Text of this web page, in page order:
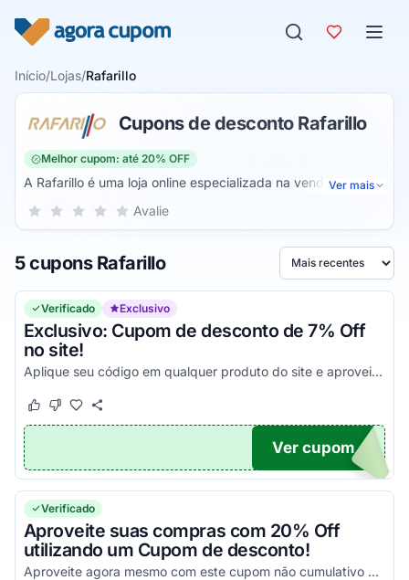
Início/Lojas/Rafarillo
Cupons de desconto Rafarillo
Melhor cupom: até 20% OFF
A Rafarillo é uma loja online especializada na venda de
sapatos masculinos. Assim, através dela é possível fazer a
está fazendo sua primeira compra na plataforma.
Ver mais
Sua nota para Rafarillo, de 1 a 5 estrelas
5 estrelas
4 estrelas
3 estrelas
2 estrelas
1 estrela Avalie
5 cupons Rafarillo Ordenar por
Verificado Exclusivo
Exclusivo: Cupom de desconto de 7% Off
no site!
Aplique seu código em qualquer produto do site e aproveite para garantir seus descontos e aproveitar com milhares de descontos!
Este cupom funcionou
Este cupom não funcionou
ILLO
Ver cupom
Verificado
Aproveite suas compras com 20% Off
utilizando um Cupom de desconto!
Aproveite agora mesmo com este cupom não cumulativo e economize em todas as suas compras! Válido apenas uma vez por CPF.